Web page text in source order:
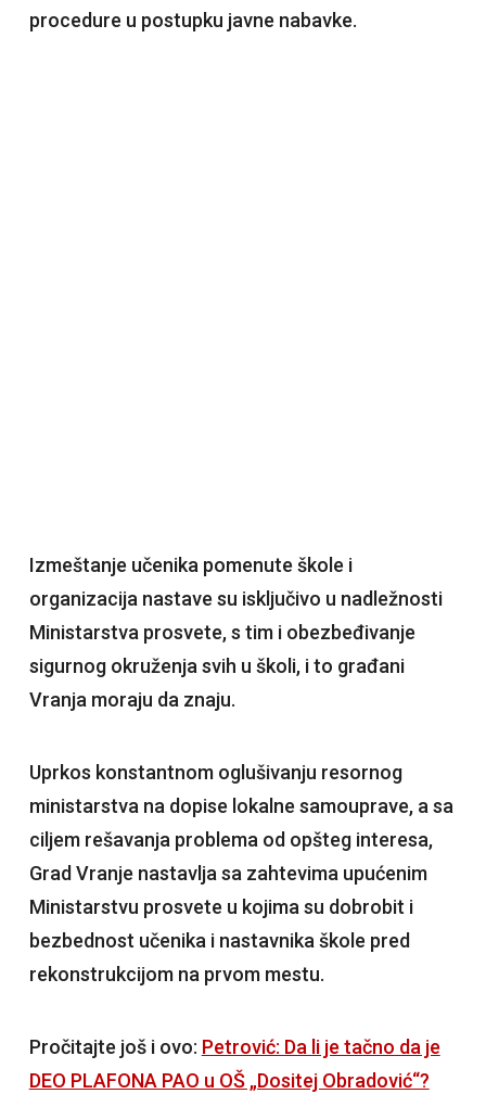
procedure u postupku javne nabavke.
Izmeštanje učenika pomenute škole i
organizacija nastave su isključivo u nadležnosti
Ministarstva prosvete, s tim i obezbeđivanje
sigurnog okruženja svih u školi, i to građani
Vranja moraju da znaju.
Uprkos konstantnom oglušivanju resornog
ministarstva na dopise lokalne samouprave, a sa
ciljem rešavanja problema od opšteg interesa,
Grad Vranje nastavlja sa zahtevima upućenim
Ministarstvu prosvete u kojima su dobrobit i
bezbednost učenika i nastavnika škole pred
rekonstrukcijom na prvom mestu.
Pročitajte još i ovo: Petrović: Da li je tačno da je
DEO PLAFONA PAO u OŠ „Dositej Obradović“?